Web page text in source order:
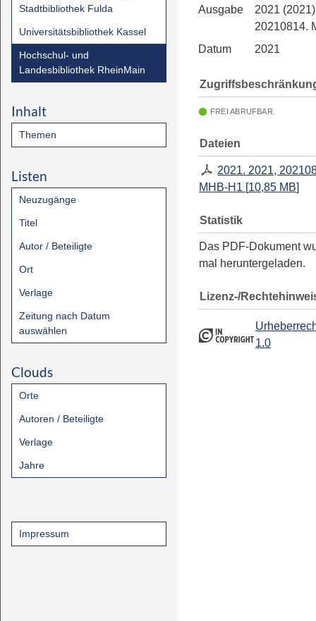
Stadtbibliothek Fulda
Universitätsbibliothek Kassel
Hochschul- und
Landesbibliothek RheinMain
Inhalt
Themen
Listen
Neuzugänge
Titel
Autor / Beteiligte
Ort
Verlage
Zeitung nach Datum
auswählen
Clouds
Orte
Autoren / Beteiligte
Verlage
Jahre
Impressum
Ausgabe
2021 (2021)
20210814.
Datum
2021
FREI ABRUFBAR
Dateien
2021. 2021,
MHB-H1 [10,85 MB]
Statistik
Das PDF-Dokument
mal heruntergeladen.
Lizenz-/
1.0